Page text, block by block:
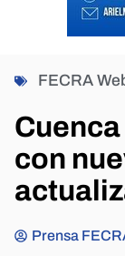
FECRA
con
Prensa